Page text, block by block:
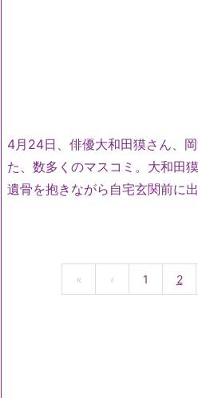
4月24日、俳優大和田獏さん、
た、数多くのマスコミ。大和田
遺骨を抱きながら自宅玄関前に
« ‹ 1 2